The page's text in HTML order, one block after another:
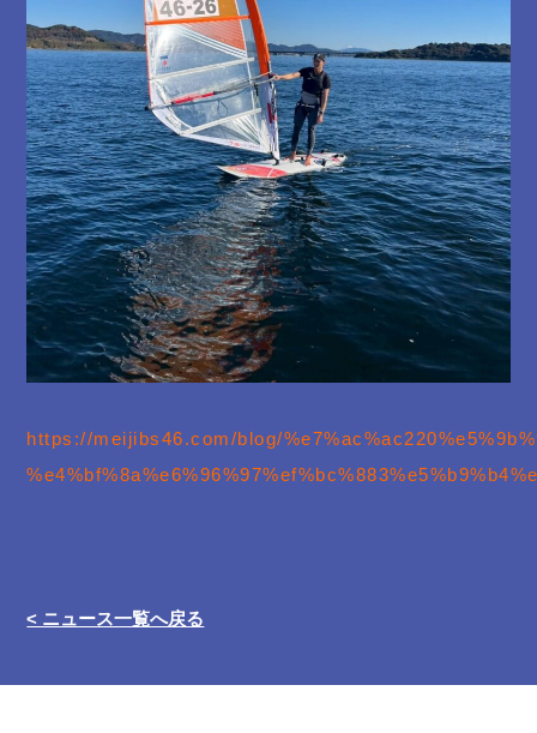
https://meijibs46.com/blog/
< ニュース一覧へ戻る